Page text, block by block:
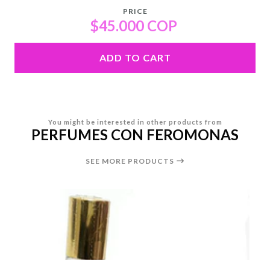
PRICE
$45.000 COP
ADD TO CART
You might be interested in other products from
PERFUMES CON FEROMONAS
SEE MORE PRODUCTS